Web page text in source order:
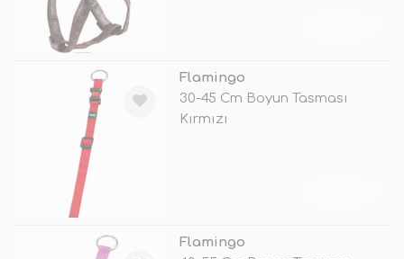
Flamingo
30-45 Cm Boyun Tasması
Kırmızı
Flamingo